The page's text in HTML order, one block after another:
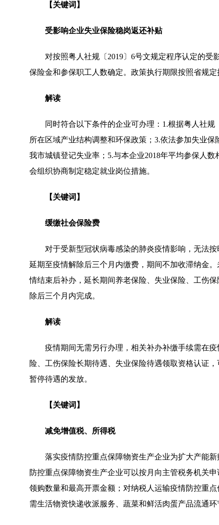
【关键词】
受影响企业失业保险稳岗返还补贴
对按照粤人社规〔2019〕6号文规定程序认定的
保险金和参保职工人数确定。政策执行期限按照省规定
解读
同时符合以下条件的企业可办理：1.根据粤人社
所在区域产业结构调整和环保政策；3.依法参加失业
我市城镇登记失业率；5.与本企业2018年平均参保人
会组织协商制定稳定就业岗位措施。
【关键词】
缓缴社会保险费
对于受新型冠状病毒感染的肺炎疫情影响，无法
延期至疫情解除后三个月内缴费，期间不加收滞纳金
情结束后补办，延长期间养老保险、失业保险、工伤
除后三个月内完成。
解读
疫情期间无需另行办理，相关补办补缴手续需在
险、工伤保险长期待遇、失业保险待遇领取资格认证
暂停待遇的发放。
【关键词】
减免增值税、所得税
落实疫情防控重点保障物资生产企业为扩大产能
防控重点保障物资生产企业可以按月向主管税务机关
领购数量和最高开票金额；对纳税人运输疫情防控重
需生活物资快递收派服务、蔬菜和鲜活肉蛋产品流通